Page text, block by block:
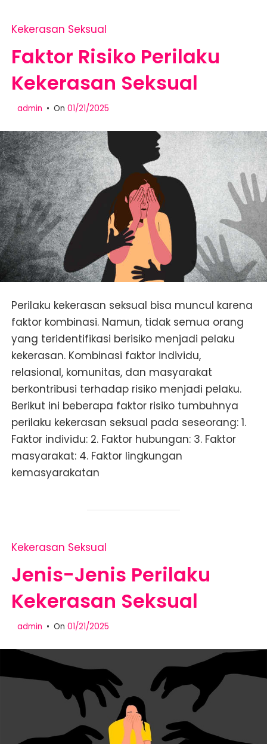
Kekerasan Seksual
Faktor Risiko Perilaku
Kekerasan Seksual
admin On 01/21/2025
Perilaku kekerasan seksual bisa muncul karena
faktor kombinasi. Namun, tidak semua orang
yang teridentifikasi berisiko menjadi pelaku
kekerasan. Kombinasi faktor individu,
relasional, komunitas, dan masyarakat
berkontribusi terhadap risiko menjadi pelaku.
Berikut ini beberapa faktor risiko tumbuhnya
perilaku kekerasan seksual pada seseorang: 1.
Faktor individu: 2. Faktor hubungan: 3. Faktor
masyarakat: 4. Faktor lingkungan
kemasyarakatan
Kekerasan Seksual
Jenis-Jenis Perilaku
Kekerasan Seksual
admin On 01/21/2025